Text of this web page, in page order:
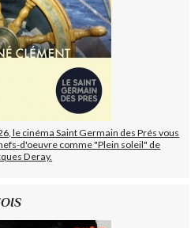
le cinéma Saint Germain des Prés vous
d'oeuvre comme "Plein soleil" de
Deray.